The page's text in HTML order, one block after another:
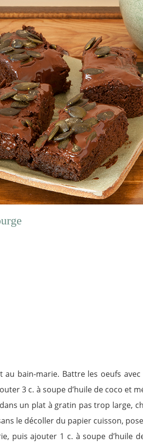
bain-marie. Battre les oeufs
3 c. à soupe d’huile de coco et
un plat à gratin pas trop large,
le décoller du papier cuisson,
puis ajouter 1 c. à soupe d’huile